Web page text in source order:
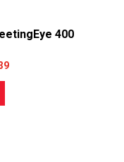
400